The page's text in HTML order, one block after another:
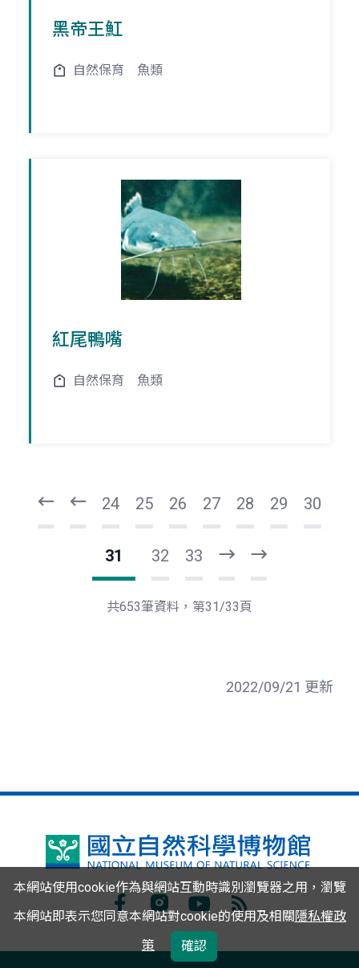
黑帝王魟
自然保育 魚類
紅尾鴨嘴
自然保育 魚類
24 25 26 27 28 29 30
31 32 33
一
頁
後
一
共653筆資料，第31/33頁
2022/09/21 更新
國
Facebook
Instagram
Youtube
本網站使用cookie作為與網站互動時識別瀏覽器之用，瀏覽
本網站即表示您同意本網站對cookie的使用及相關隱私權政
策
確認